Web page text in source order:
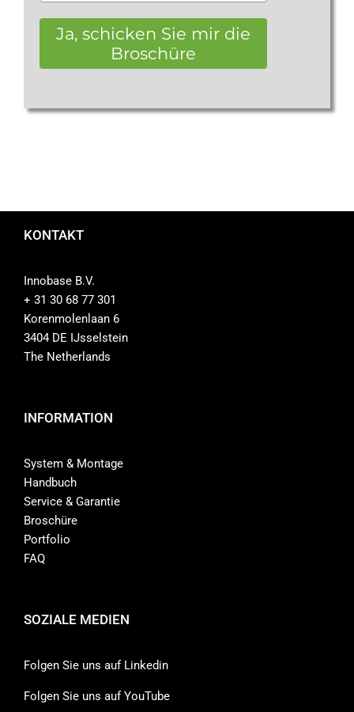
Ja, schicken Sie mir die
Broschüre
KONTAKT
Innobase B.V.
+ 31 30 68 77 301
Korenmolenlaan 6
3404 DE IJsselstein
The Netherlands
INFORMATION
System & Montage
Handbuch
Service & Garantie
Broschüre
Portfolio
FAQ
SOZIALE MEDIEN
Folgen Sie uns auf Linkedin
Folgen Sie uns auf YouTube